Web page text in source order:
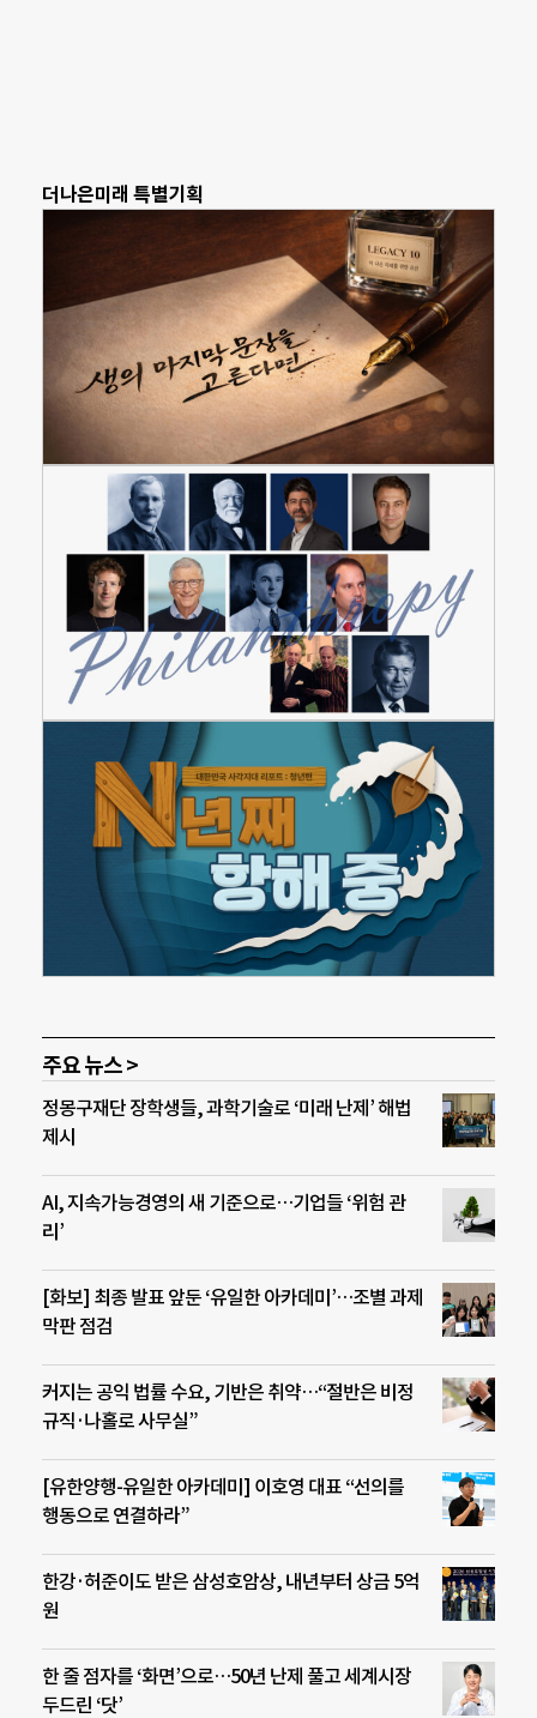
더나은미래 특별기획
주요 뉴스 >
정몽구재단 장학생들, 과학기술로 ‘미래 난제’ 해법
제시
AI, 지속가능경영의 새 기준으로…기업들 ‘위험 관
리’
[화보] 최종 발표 앞둔 ‘유일한 아카데미’…조별 과제
막판 점검
커지는 공익 법률 수요, 기반은 취약…“절반은 비정
규직·나홀로 사무실”
[유한양행-유일한 아카데미] 이호영 대표 “선의를
행동으로 연결하라”
한강·허준이도 받은 삼성호암상, 내년부터 상금 5억
원
한 줄 점자를 ‘화면’으로…50년 난제 풀고 세계시장
두드린 ‘닷’